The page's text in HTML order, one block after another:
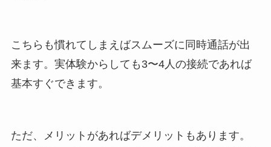
こちらも慣れてしまえばスムーズに同時通話が出
来ます。実体験からしても3〜4人の接続であれば
基本すぐできます。
ただ、メリットがあればデメリットもあります。